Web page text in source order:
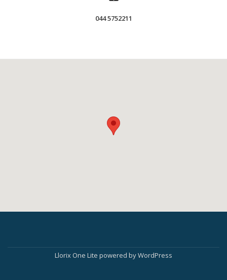
044 5752211
Secondary
Llorix One Lite powered byWordPress